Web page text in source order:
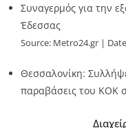
Συναγερμός για την
Έδεσσας
Source: Metro24.gr
Θεσσαλονίκη:
παραβάσεις του ΚΟΚ